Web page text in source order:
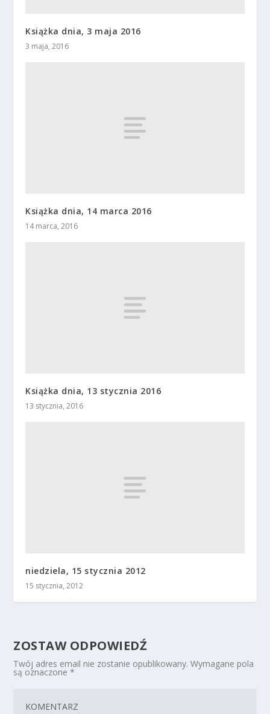
Książka dnia, 3 maja 2016
3 maja, 2016
Książka dnia, 14 marca 2016
14 marca, 2016
Książka dnia, 13 stycznia 2016
13 stycznia, 2016
niedziela, 15 stycznia 2012
15 stycznia, 2012
ZOSTAW ODPOWIEDŹ
Twój adres email nie zostanie opublikowany. Wymagane pola
są oznaczone*